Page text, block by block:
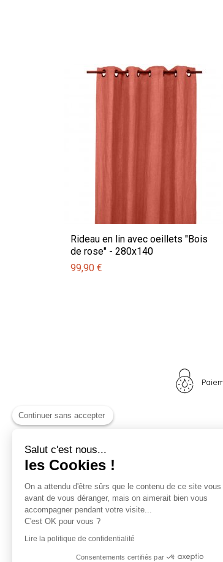
Rideau en lin avec oeillets "Bois
de rose" - 280x140
99,90 €
Nos univers
Nid douillet
Madame Poule
Monsieur Coq
Les poussins
La boutique
Continuer sans accepter
Salut c'est nous...
les Cookies !
On a attendu d'être sûrs que le contenu de ce site
avant de vous déranger, mais on aimerait bien vous
accompagner pendant votre visite...
C'est OK pour vous ?
Lire la politique de confidentialité
Consentements certifiés par